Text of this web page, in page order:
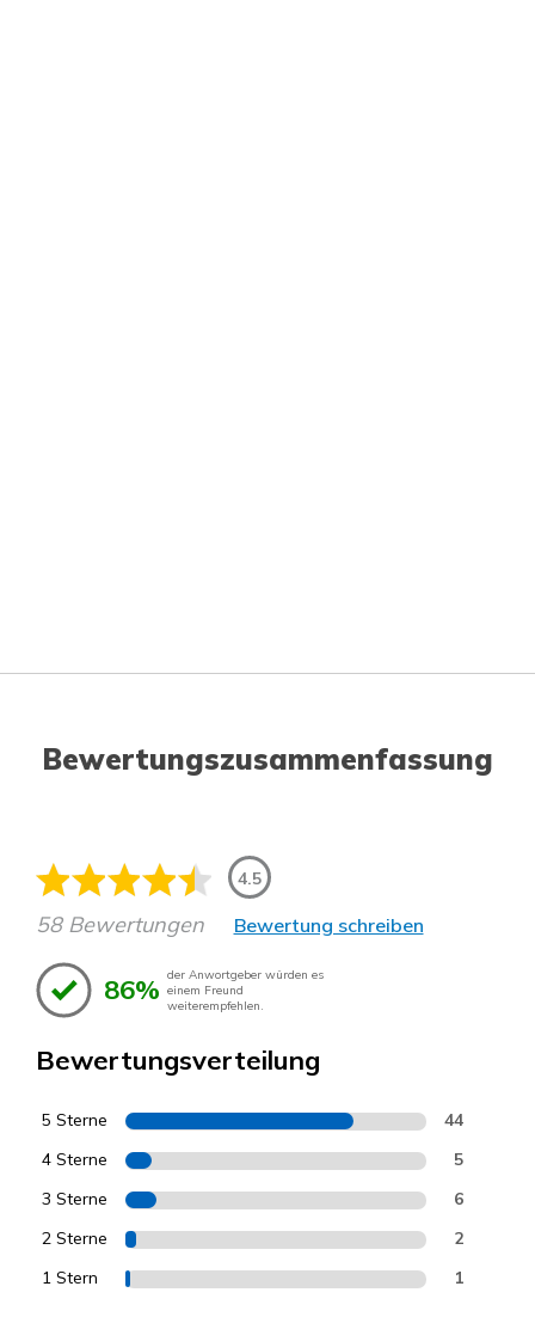
Bewertungszusammenfassung
4.5
58 Bewertungen Bewertung schreiben
86% der Anwortgeber würden es
einem Freund
weiterempfehlen.
Bewertungsverteilung
5 Sterne 44
4 Sterne 5
3 Sterne 6
2 Sterne 2
1 Stern 1